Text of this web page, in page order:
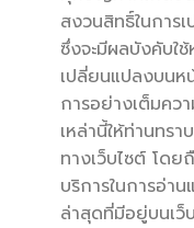
สงวนสิทธิ์ในการ
ซึ่งจะมีผลบังคับใ
เปลี่ยนแปลงบนห
การอย่างเต็มคว
เหล่านี้ให้ท่านทร
ทางเว็บไซต์ โดย
บริการในการอ่า
ล่าสุดที่มีอยู่บนเว็